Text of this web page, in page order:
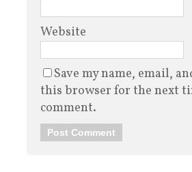
Website
Save my name, email,
this browser for the next
comment.